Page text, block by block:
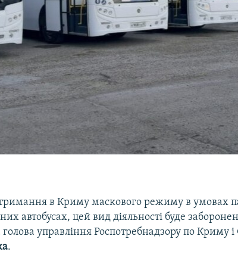
в Криму маскового режиму в умовах
автобусах, цей вид діяльності буде
управління Роспотребнадзору по Криму
.